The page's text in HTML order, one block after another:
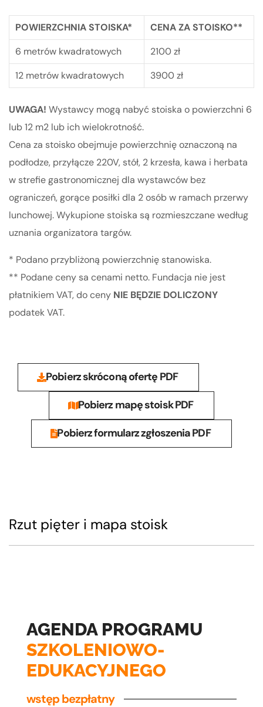
POWIERZCHNIA STOISKA*
CENA ZA STOISKO**
6 metrów kwadratowych
2100 zł
12 metrów kwadratowych
3900 zł
UWAGA! Wystawcy mogą nabyć stoiska o powierzchni 6
lub 12 m2 lub ich wielokrotność.
Cena za stoisko obejmuje powierzchnię oznaczoną na
podłodze, przyłącze 220V, stół, 2 krzesła, kawa i herbata
w strefie gastronomicznej dla wystawców bez
ograniczeń, gorące posiłki dla 2 osób w ramach przerwy
lunchowej. Wykupione stoiska są rozmieszczane według
uznania organizatora targów.
* Podano przybliżoną powierzchnię stanowiska.
** Podane ceny sa cenami netto. Fundacja nie jest
płatnikiem VAT, do ceny NIE BĘDZIE DOLICZONY
podatek VAT.
Pobierz skróconą ofertę PDF
Pobierz mapę stoisk PDF
Pobierz formularz zgłoszenia PDF
Rzut pięter i mapa stoisk
wstęp bezpłatny
AGENDA PROGRAMU
SZKOLENIOWO-
EDUKACYJNEGO